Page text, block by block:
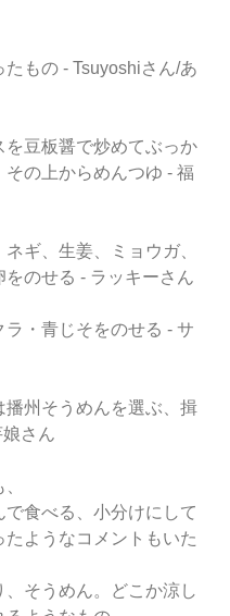
たもの - Tsuyoshiさん/あ
を豆板醤で炒めてぶっか
その上からめんつゆ - 福
ネギ、生姜、ミョウガ、
をのせる - ラッキーさん
ラ・青じそをのせる - サ
播州そうめんを選ぶ、揖
さん
で食べる、小分けにして
たようなコメントもいた
、そうめん。どこか涼し